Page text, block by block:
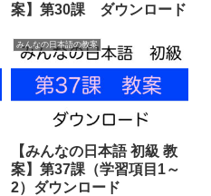
案】第30課 ダウンロード
みんなの日本語の教案
【みんなの日本語 初級 教
案】第37課（学習項目1～
2）ダウンロード